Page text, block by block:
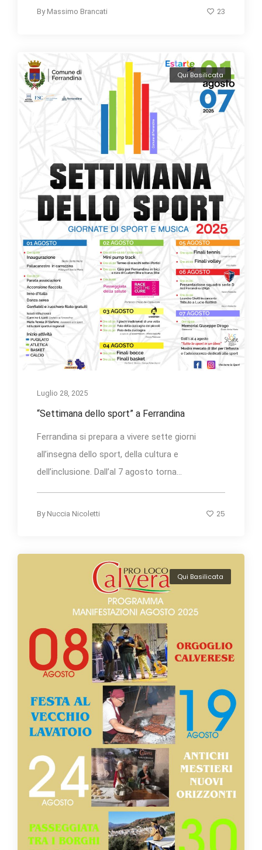
By Massimo Brancati 23
Qui Basilicata
Luglio 28, 2025
“Settimana dello sport” a Ferrandina
Ferrandina si prepara a vivere sette giorni
all’insegna dello sport, della cultura e
dell’inclusione. Dall’al 7 agosto torna...
By Nuccia Nicoletti 25
Qui Basilicata